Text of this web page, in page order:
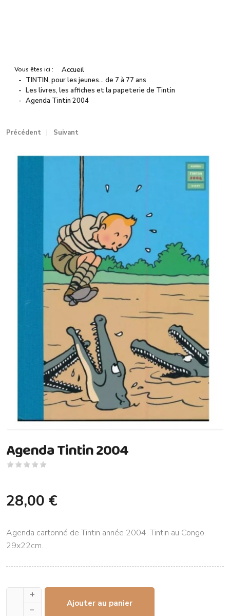
Vous êtes ici :
Accueil
TINTIN, pour les jeunes… de 7 à 77 ans
Les livres, les affiches et la papeterie de Tintin
Agenda Tintin 2004
Précédent Suivant
Agenda Tintin 2004
28,00 €
Agenda cartonné de Tintin année 2004. Tintin au Congo.
29x22cm.
+
–
Ajouter au panier